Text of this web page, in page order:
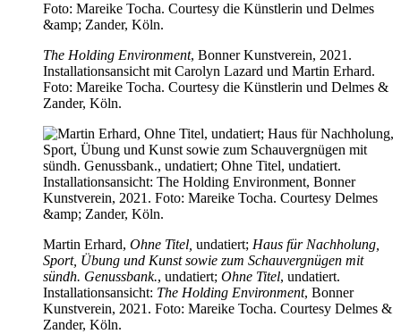
The Holding Environment, Bonner Kunstverein, 2021.
Installationsansicht mit Carolyn Lazard und Martin Erhard.
Foto: Mareike Tocha. Courtesy die Künstlerin und Delmes &
Zander, Köln.
Martin Erhard, Ohne Titel, undatiert; Haus für Nachholung,
Sport, Übung und Kunst sowie zum Schauvergnügen mit
sündh. Genussbank., undatiert; Ohne Titel, undatiert.
Installationsansicht: The Holding Environment, Bonner
Kunstverein, 2021. Foto: Mareike Tocha. Courtesy Delmes &
Zander, Köln.